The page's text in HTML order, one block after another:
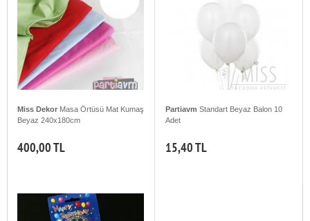
Miss Dekor Masa Örtüsü Mat Kumaş
Beyaz 240x180cm
400,00 TL
Partiavm Standart Beyaz Balon 10
Adet
15,40 TL